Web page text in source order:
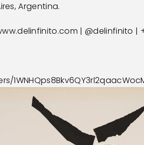
Argentina.
| @delinfinito |